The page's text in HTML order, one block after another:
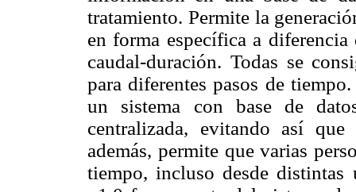
tratamiento. Permite la
en forma específica a
caudal-duración. Todas se
para diferentes pasos de
un sistema con base de
centralizada, evitando así
además, permite que varias
tiempo, incluso desde